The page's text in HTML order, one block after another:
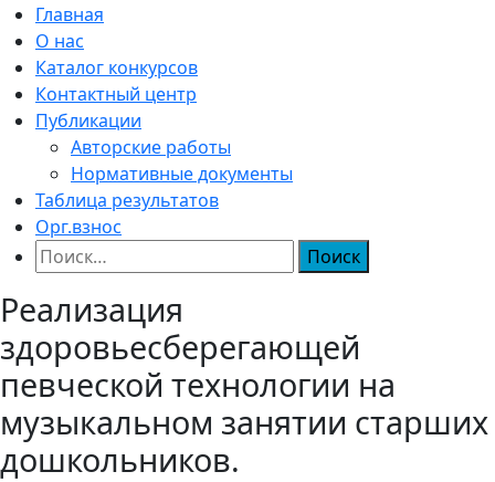
Главная
О нас
Каталог конкурсов
Контактный центр
Публикации
Авторские работы
Нормативные документы
Таблица результатов
Орг.взнос
Найти:
Реализация
здоровьесберегающей
певческой технологии на
музыкальном занятии старших
дошкольников.